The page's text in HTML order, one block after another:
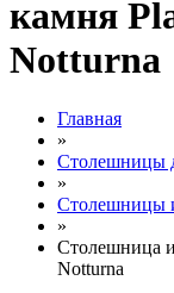
камня
Notturna
Главная
»
Столешницы
»
Столешницы
»
Столешница
Notturna